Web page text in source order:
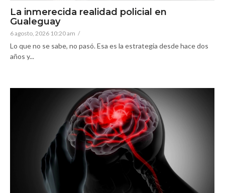
La inmerecida realidad policial en
Gualeguay
6 agosto, 2026 10:20 am /
Lo que no se sabe, no pasó. Esa es la estrategia desde hace dos
años y...